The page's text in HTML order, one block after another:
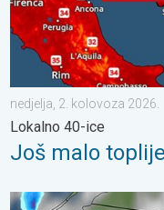
nedjelja, 2. kolovoza 2026.
Lokalno 40-ice
Još malo
Ogromni komadi leda